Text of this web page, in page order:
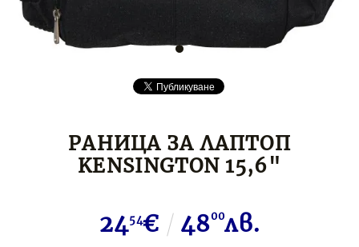
РАНИЦА ЗА ЛАПТОП
KENSINGTON 15,6"
2454€ 4800лв.